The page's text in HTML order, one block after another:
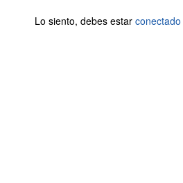
Lo siento, debes estar conectado